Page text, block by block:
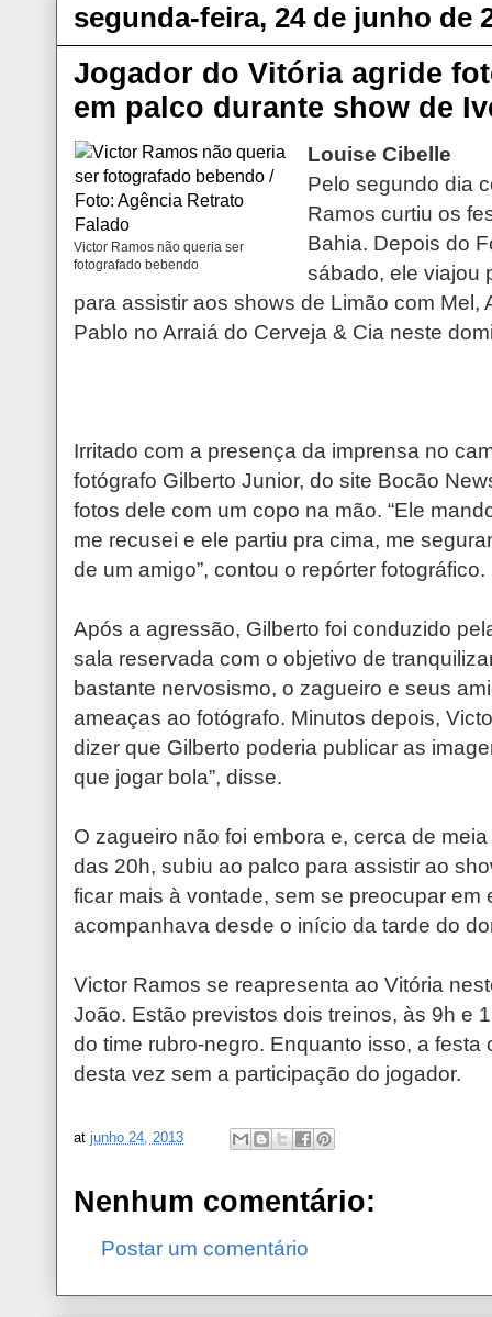
segunda-feira, 24 de junho de
Jogador do Vitória agride
em palco durante show de
Victor Ramos não queria ser
fotografado bebendo
Louise Cibelle
Pelo segundo dia
Ramos curtiu os
Bahia. Depois do
sábado, ele viajou
para assistir aos shows de Limão com Mel,
Pablo no Arraiá do Cerveja & Cia neste
Irritado com a presença da imprensa no
fotógrafo Gilberto Junior, do site Bocão
fotos dele com um copo na mão. “Ele
me recusei e ele partiu pra cima, me
de um amigo”, contou o repórter fotográfico.
Após a agressão, Gilberto foi conduzido
sala reservada com o objetivo de
bastante nervosismo, o zagueiro e seus
ameaças ao fotógrafo. Minutos depois,
dizer que Gilberto poderia publicar as
que jogar bola”, disse.
O zagueiro não foi embora e, cerca de
das 20h, subiu ao palco para assistir ao
ficar mais à vontade, sem se preocupar
acompanhava desde o início da tarde do
Victor Ramos se reapresenta ao Vitória
João. Estão previstos dois treinos, às 9h e
do time rubro-negro. Enquanto isso, a
desta vez sem a participação do jogador.
at junho 24, 2013
Nenhum comentário:
Postar um comentário